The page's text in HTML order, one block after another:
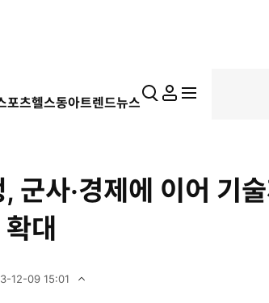
포츠헬스동아트렌드뉴스 통 마
지
전
펼
치
군사·경제에 이어 기
대
12-09 15:01